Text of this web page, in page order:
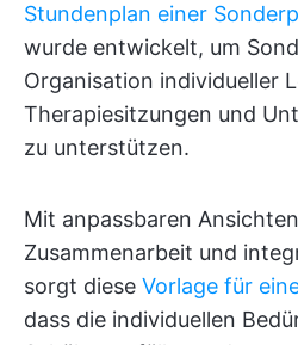
Stundenplan einer
wurde entwickelt, um
Organisation individueller
Therapiesitzungen und
zu unterstützen.
Mit anpassbaren
Zusammenarbeit und
sorgt diese Vorlage für
dass die individuellen